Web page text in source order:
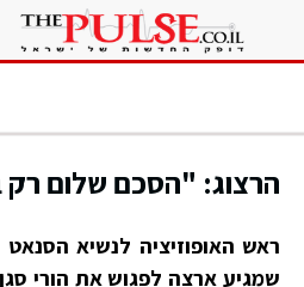
הרצוג: "הסכם שלום
ראש האופוזיציה לנשיא
שמגיע ארצה לפגוש את הורי סגן